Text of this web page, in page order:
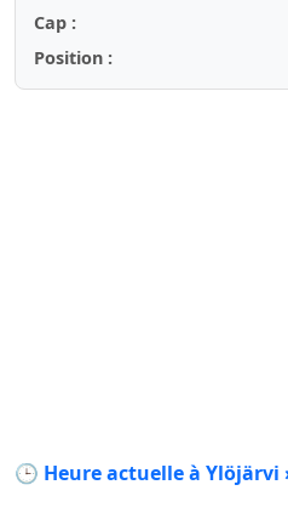
Cap :
Position :
🕒 Heure actuelle à Ylöjärvi